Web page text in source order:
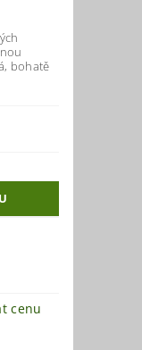
bohatě
cenu